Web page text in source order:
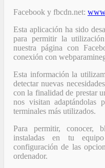
Facebook y fbcdn.net:
Esta aplicación ha sido
para permitir la
nuestra página con
conexión con
Esta información la
detectar nuevas
con la finalidad de prestar
nos visitan adaptándolas
terminales más utilizados.
Para permitir, conocer,
instaladas en tu
configuración de las
ordenador.